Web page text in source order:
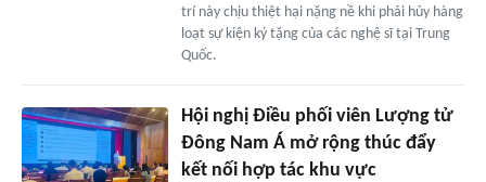
trí này chịu thiệt hại nặng nề khi phải hủy hàng
loạt sự kiện ký tặng của các nghệ sĩ tại Trung
Quốc.
Hội nghị Điều phối viên Lượng tử
Đông Nam Á mở rộng thúc đẩy
kết nối hợp tác khu vực